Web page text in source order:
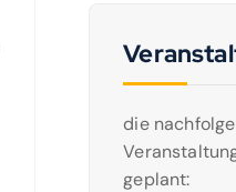
die
geplant: